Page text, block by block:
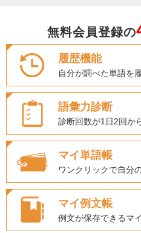
無料会員登録の
履歴機能
自分が調べた単語を
語彙力診断
診断回数が1日2回か
マイ単語帳
ワンクリックで自分
マイ例文帳
例文が保存できるマ